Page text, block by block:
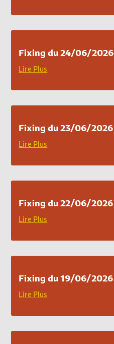
Fixing du 24/06/2026
Lire Plus
Fixing du 23/06/2026
Lire Plus
Fixing du 22/06/2026
Lire Plus
Fixing du 19/06/2026
Lire Plus